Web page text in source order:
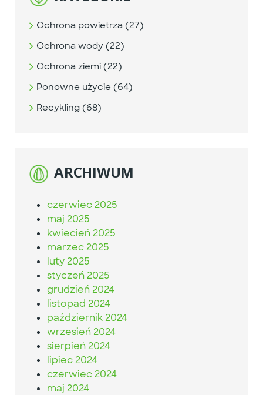
Ochrona powietrza (27)
Ochrona wody (22)
Ochrona ziemi (22)
Ponowne użycie (64)
Recykling (68)
ARCHIWUM
czerwiec 2025
maj 2025
kwiecień 2025
marzec 2025
luty 2025
styczeń 2025
grudzień 2024
listopad 2024
październik 2024
wrzesień 2024
sierpień 2024
lipiec 2024
czerwiec 2024
maj 2024